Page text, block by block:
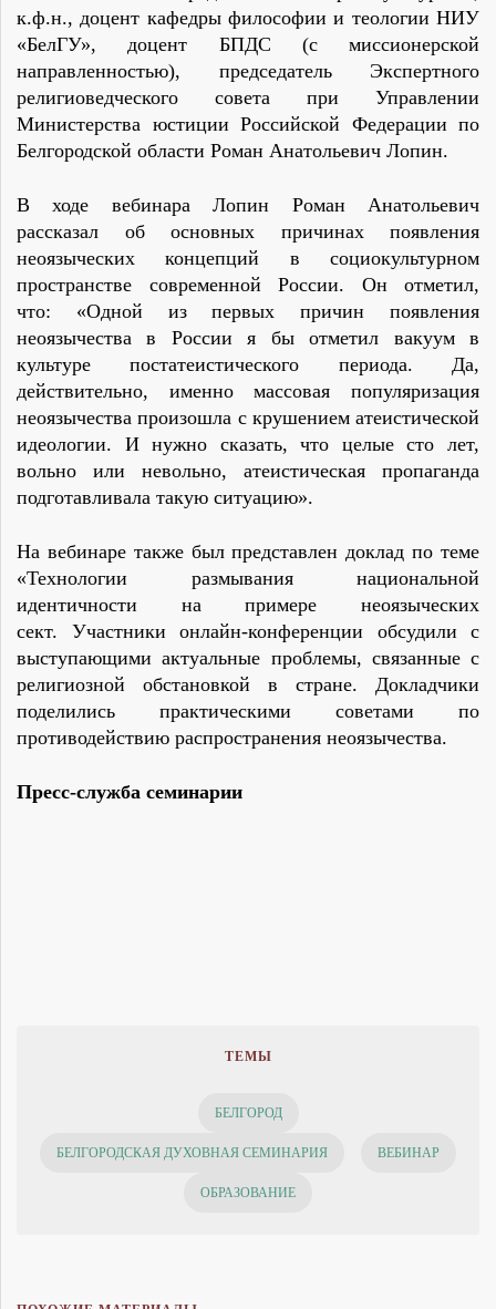
к.ф.н., доцент кафедры философии и теологии НИУ
«БелГУ», доцент БПДС (с миссионерской
направленностью), председатель Экспертного
религиоведческого совета при Управлении
Министерства юстиции Российской Федерации по
Белгородской области Роман Анатольевич Лопин.
В ходе вебинара Лопин Роман Анатольевич
рассказал об основных причинах появления
неоязыческих концепций в социокультурном
пространстве современной России. Он отметил,
что: «Одной из первых причин появления
неоязычества в России я бы отметил вакуум в
культуре постатеистического периода. Да,
действительно, именно массовая популяризация
неоязычества произошла с крушением атеистической
идеологии. И нужно сказать, что целые сто лет,
вольно или невольно, атеистическая пропаганда
подготавливала такую ситуацию».
На вебинаре также был представлен доклад по теме
«Технологии размывания национальной
идентичности на примере неоязыческих
сект. Участники онлайн-конференции обсудили с
выступающими актуальные проблемы, связанные с
религиозной обстановкой в стране. Докладчики
поделились практическими советами по
противодействию распространения неоязычества.
Пресс-служба семинарии
ТЕМЫ
БЕЛГОРОД
БЕЛГОРОДСКАЯ ДУХОВНАЯ СЕМИНАРИЯ ВЕБИНАР
ОБРАЗОВАНИЕ